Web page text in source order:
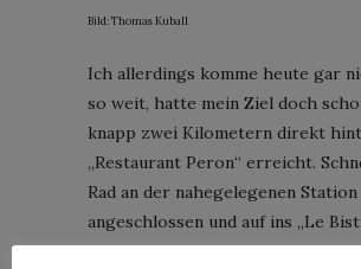
Bild: Thomas Kuball
Ich allerdings komme heute gar
so weit, hatte mein Ziel doch
knapp zwei Kilometern direkt
„Restaurant Peron“ erreicht.
Rad an der nahegelegenen Station
angeschlossen und auf ins „Le
wo schon viele von den zuvor